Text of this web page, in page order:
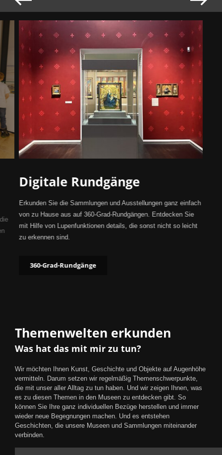
Digitale Rundgänge
Erkunden Sie die Sammlungen und Ausstellungen ganz einfach
von zu Hause aus auf 360-Grad-Rundgängen. Entdecken Sie
mit Hilfe von Lupenfunktionen details, die sonst nicht so leicht
zu erkennen sind.
360-Grad-Rundgänge
Themenwelten erkunden
Was hat das mit mir zu tun?
Wir möchten Ihnen Kunst, Geschichte und Objekte auf Augenhöhe
vermitteln. Darum setzen wir regelmäßig Themenschwerpunkte,
die mit unser aller Alltag zu tun haben. Und wir zeigen Ihnen, was
es zu diesen Themen in den Museen zu entdecken gibt. So
können Sie Ihre ganz individuellen Bezüge herstellen und immer
wieder neue Begegnungen machen. Und es entstehen
Geschichten, die unsere Museen und Sammlungen miteinander
verbinden.